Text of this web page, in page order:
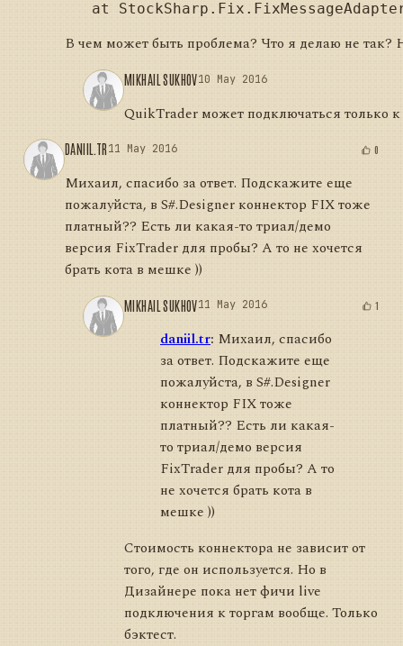
В чем может быть проблема? Что я делаю не так?
MIKHAIL SUKHOV10 May 2016
QuikTrader может подключаться только
DANIIL.TR11 May 2016 0
Михаил, спасибо за ответ. Подскажите еще
пожалуйста, в S#.Designer коннектор FIX тоже
платный?? Есть ли какая-то триал/демо
версия FixTrader для пробы? А то не хочется
брать кота в мешке ))
MIKHAIL SUKHOV11 May 2016 1
daniil.tr: Михаил, спасибо
за ответ. Подскажите еще
пожалуйста, в S#.Designer
коннектор FIX тоже
платный?? Есть ли какая-
то триал/демо версия
FixTrader для пробы? А то
не хочется брать кота в
мешке ))
Стоимость коннектора не зависит от
того, где он используется. Но в
Дизайнере пока нет фичи live
подключения к торгам вообще. Только
бэктест.